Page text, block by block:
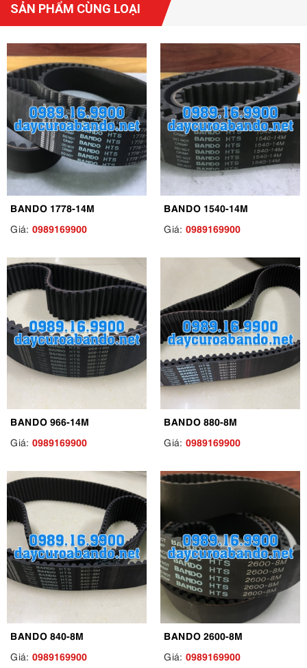
SẢN PHẨM CÙNG LOẠI
BANDO 1778-14M
Giá: 0989169900
BANDO 1540-14M
Giá: 0989169900
BANDO 966-14M
Giá: 0989169900
BANDO 880-8M
Giá: 0989169900
BANDO 840-8M
Giá: 0989169900
BANDO 2600-8M
Giá: 0989169900